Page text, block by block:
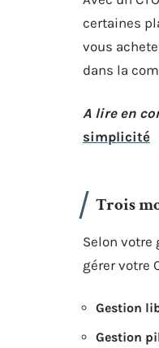
certaines
vous
dans la
A lire en
simplicité
Trois
Selon votre
gérer votre
Gestion
Gestion